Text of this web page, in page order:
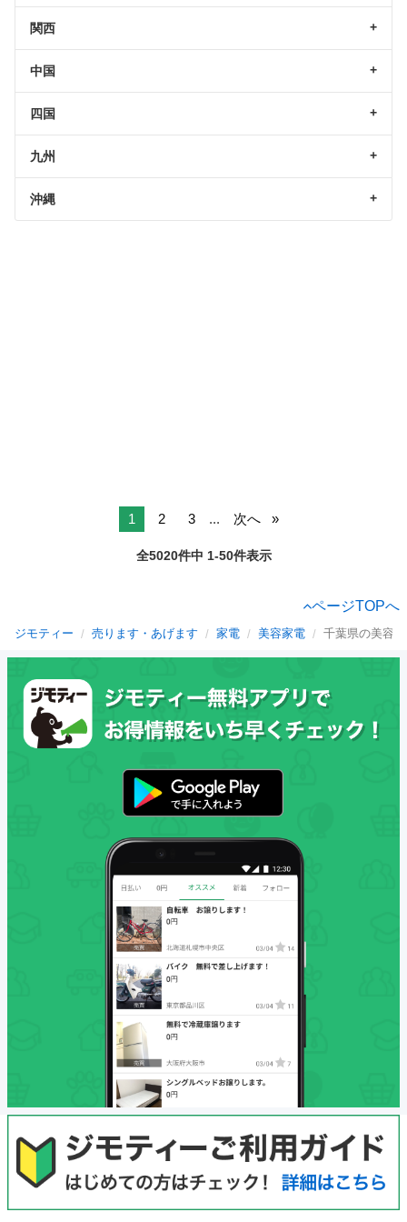
関西
中国
四国
九州
沖縄
1 2 3 ... 次へ
全5020件中 1-50件表示
ページTOPへ
ジモティー 売ります・あげます 家電 美容家電 千葉県の美容